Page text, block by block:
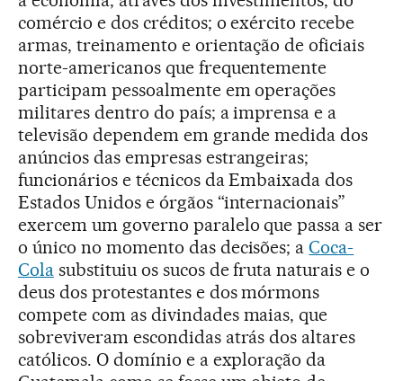
comércio e dos créditos; o exército recebe
armas, treinamento e orientação de oficiais
norte-americanos que frequentemente
participam pessoalmente em operações
militares dentro do país; a imprensa e a
televisão dependem em grande medida dos
anúncios das empresas estrangeiras;
funcionários e técnicos da Embaixada dos
Estados Unidos e órgãos “internacionais”
exercem um governo paralelo que passa a ser
o único no momento das decisões; aCoca-
Colasubstituiu os sucos de fruta naturais e o
deus dos protestantes e dos mórmons
compete com as divindades maias, que
sobreviveram escondidas atrás dos altares
católicos. O domínio e a exploração da